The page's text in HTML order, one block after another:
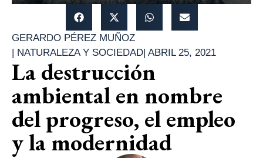
GERARDO PÉREZ MUÑOZ
| NATURALEZA Y SOCIEDAD| ABRIL 25, 2021
La destrucción
ambiental en nombre
del progreso, el empleo
y la modernidad